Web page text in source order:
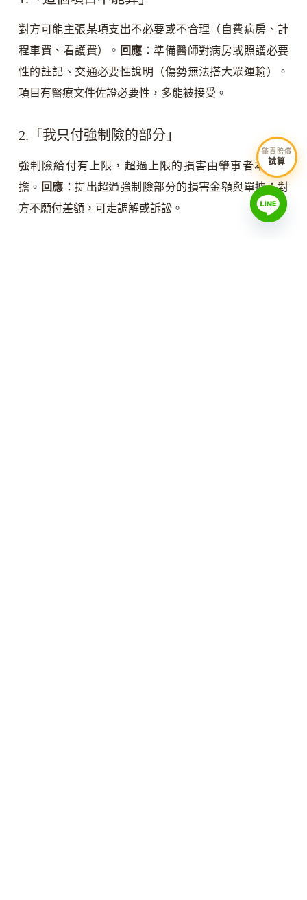
對方可能主張某項支出不必要或不合理（自費病房、計
程車費、看護費）。 回應 ：準備醫師對病房或照護必要
性的註記、交通必要性說明（傷勢無法搭大眾運輸）。
項目有醫療文件佐證必要性，多能被接受。
2.「我只付強制險的部分」
強制險給付有上限，超過上限的損害由肇事者本人承
擔。 回應 ：提出超過強制險部分的損害金額與單據；對
方不願付差額，可走調解或訴訟。
肇責賠償
試算